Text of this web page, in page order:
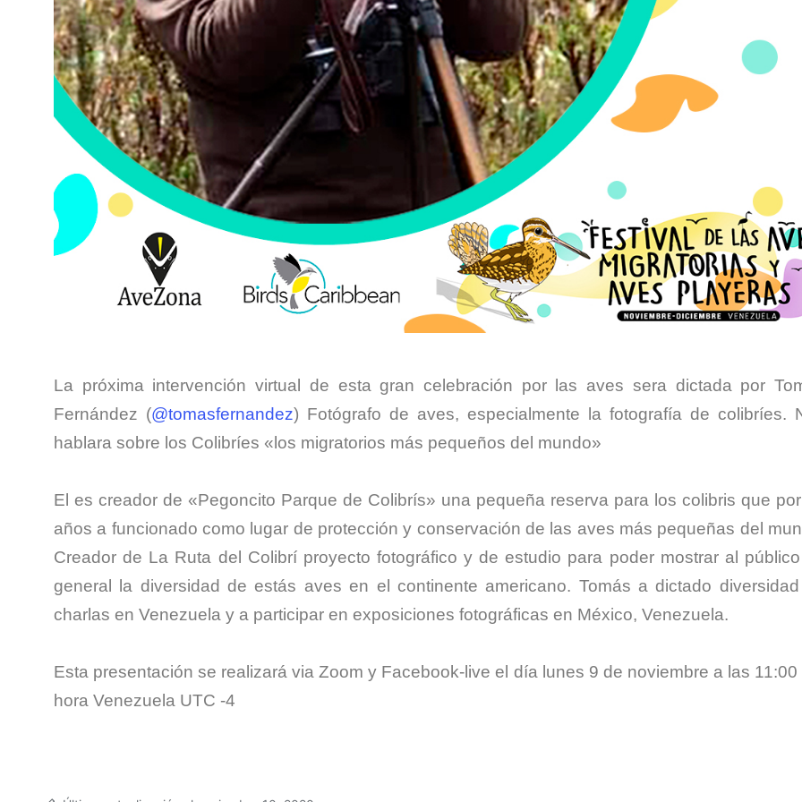
La próxima intervención virtual de esta gran celebración por las aves sera dictada por
Fernández (@tomasfernandez) Fotógrafo de aves, especialmente la fotografía de colibríes.
hablara sobre los Colibríes «los migratorios más pequeños del mundo»
El es creador de «Pegoncito Parque de Colibrís» una pequeña reserva para los colibris que
años a funcionado como lugar de protección y conservación de las aves más pequeñas del
Creador de La Ruta del Colibrí proyecto fotográfico y de estudio para poder mostrar al
general la diversidad de estás aves en el continente americano. Tomás a dictado
charlas en Venezuela y a participar en exposiciones fotográficas en México, Venezuela.
Esta presentación se realizará via Zoom y Facebook-live el día lunes 9 de noviembre a las 11:00
hora Venezuela UTC -4